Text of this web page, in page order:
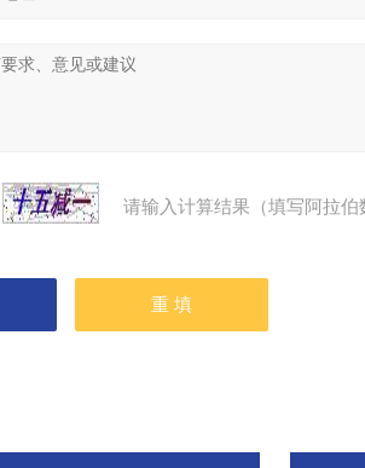
请输入计算结果（填写阿拉